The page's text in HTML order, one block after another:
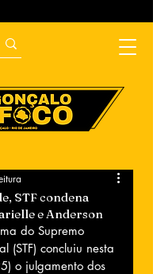
STF condena
e Anderson
do Supremo
(STF) concluiu nesta
o julgamento dos